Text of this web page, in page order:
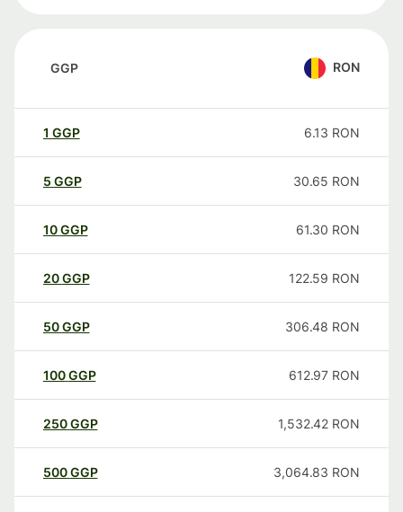
GGP RON
1 GGP 6.13 RON
5 GGP 30.65 RON
10GGP 61.30 RON
20GGP 122.59 RON
50GGP 306.48 RON
100GGP 612.97 RON
250GGP 1,532.42 RON
500GGP 3,064.83 RON